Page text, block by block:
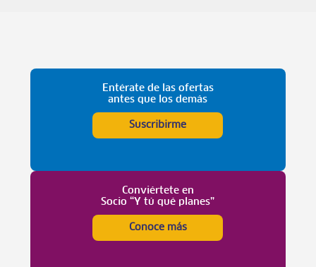
Entérate de las ofertas
antes que los demás
Suscribirme
Conviértete en
Socio “Y tú qué planes”
Conoce más